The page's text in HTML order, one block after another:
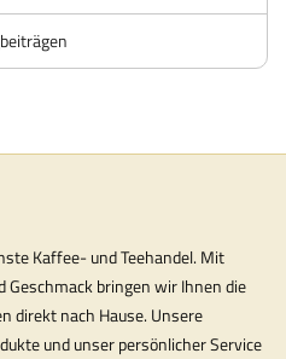
Kaffee- und Teehandel. Mit
Geschmack bringen wir Ihnen die
direkt nach Hause. Unsere
und unser persönlicher Service